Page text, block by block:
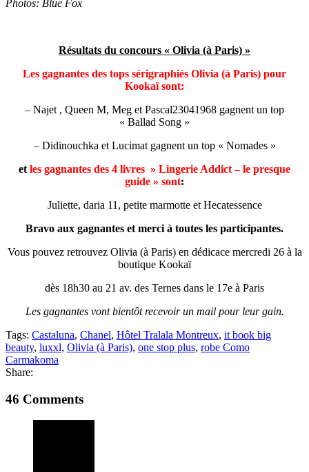
Photos: Blue Fox
Résultats du concours « Olivia (à Paris) »
Les gagnantes des tops sérigraphiés Olivia (à Paris) pour
Kookaï sont:
– Najet , Queen M, Meg et Pascal23041968 gagnent un top
« Ballad Song »
– Didinouchka et Lucimat gagnent un top « Nomades »
et les gagnantes des 4 livres » Lingerie Addict – le presque
guide » sont:
Juliette, daria 11, petite marmotte et Hecatessence
Bravo aux gagnantes et merci à toutes les participantes.
Vous pouvez retrouvez Olivia (à Paris) en dédicace mercredi 26 à la
boutique Kookaï
dès 18h30 au 21 av. des Ternes dans le 17e à Paris
Les gagnantes vont bientôt recevoir un mail pour leur gain.
Tags: Castaluna, Chanel, Hôtel Tralala Montreux, it book big
beauty, luxxl, Olivia (à Paris), one stop plus, robe Como
Carmakoma
Share:
46 Comments